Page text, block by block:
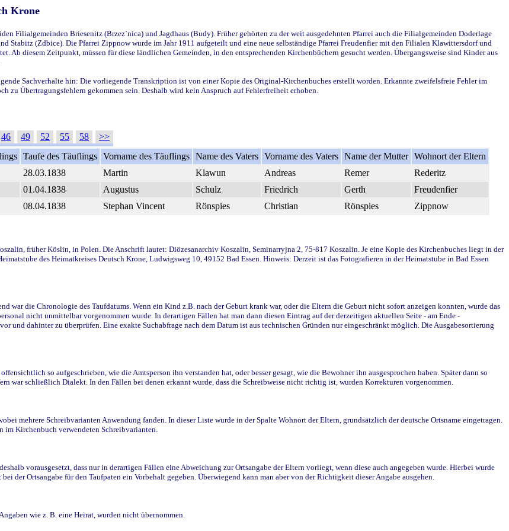
Krone
Filialgemeinden Briesenitz (Brzez`nica) und Jagdhaus (Budy). Früher gehörten zu der weit ausgedehnten Pfarrei auch die Filialgemeinden Doderlage
Stabitz (Zdbice). Die Pfarrei Zippnow wurde im Jahr 1911 aufgeteilt und eine neue selbständige Pfarrei Freudenfier mit den Filialen Klawittersdorf und
diesem Zeitpunkt, müssen für diese ländlichen Gemeinden, in den entsprechenden Kirchenbüchern gesucht werden. Übergangsweise sind Kinder aus
Sachverhalte hin: Die vorliegende Transkription ist von einer Kopie des Original-Kirchenbuches erstellt worden. Erkannte zweifelsfreie Fehler im
Übertragungsfehlern gekommen sein. Deshalb wird kein Anspruch auf Fehlerfreiheit erhoben.
46 49 52 55 58
>>
Taufe des Täuflings Vorname des Täuflings Name des Vaters Vorname des Vaters Name der Mutter Wohnort der Eltern
28.03.1838 Martin Klawun Andreas Remer
Rederitz
01.04.1838 Augustus Schulz Friedrich Gerth
Freudenfier
08.04.1838 Stephan Vincent Rönspies Christian Rönspies Zippnow
früher Köslin, in Polen. Die Anschrift lautet: Diözesanarchiv Koszalin, Seminarryjna 2, 75-817 Koszalin. Je eine Kopie des Kirchenbuches liegt in der
des Heimatkreises Deutsch Krone, Ludwigsweg 10, 49152 Bad Essen. Hinweis: Derzeit ist das Fotografieren in der Heimatstube in Bad Essen
war die Chronologie des Taufdatums. Wenn ein Kind z.B. nach der Geburt krank war, oder die Eltern die Geburt nicht sofort anzeigen konnten, wurde das
nicht unmittelbar vorgenommen wurde. In derartigen Fällen hat man dann diesen Eintrag auf der derzeitigen aktuellen Seite - am Ende -
und dahinter zu überprüfen. Eine exakte Suchabfrage nach dem Datum ist aus technischen Gründen nur eingeschränkt möglich. Die Ausgabesortierung
so aufgeschrieben, wie die Amtsperson ihn verstanden hat, oder besser gesagt, wie die Bewohner ihn ausgesprochen haben. Später dann so
war schließlich Dialekt. In den Fällen bei denen erkannt wurde, dass die Schreibweise nicht richtig ist, wurden Korrekturen vorgenommen.
mehrere Schreibvarianten Anwendung fanden. In dieser Liste wurde in der Spalte Wohnort der Eltern, grundsätzlich der deutsche Ortsname eingetragen.
im Kirchenbuch verwendeten Schreibvarianten.
vorausgesetzt, dass nur in derartigen Fällen eine Abweichung zur Ortsangabe der Eltern vorliegt, wenn diese auch angegeben wurde. Hierbei wurde
der Ortsangabe für den Taufpaten ein Vorbehalt gegeben. Überwiegend kann man aber von der Richtigkeit dieser Angabe ausgehen.
wie z. B. eine Heirat, wurden nicht übernommen.